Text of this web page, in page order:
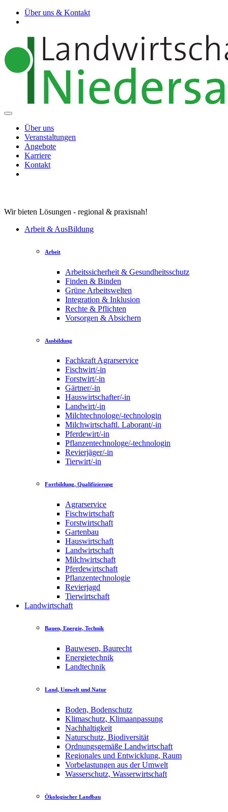
Über uns & Kontakt
Über uns
Veranstaltungen
Angebote
Karriere
Kontakt
Wir bieten Lösungen - regional & praxisnah!
Arbeit & AusBildung
Arbeit
Arbeitssicherheit & Gesundheitsschutz
Finden & Binden
Grüne Arbeitswelten
Integration & Inklusion
Rechte & Pflichten
Vorsorgen & Absichern
Ausbildung
Fachkraft Agrarservice
Fischwirt/-in
Forstwirt/-in
Gärtner/-in
Hauswirtschafter/-in
Landwirt/-in
Milchtechnologe/-technologin
Milchwirtschaftl. Laborant/-in
Pferdewirt/-in
Pflanzentechnologe/-technologin
Revierjäger/-in
Tierwirt/-in
Fortbildung, Qualifizierung
Agrarservice
Fischwirtschaft
Forstwirtschaft
Gartenbau
Hauswirtschaft
Landwirtschaft
Milchwirtschaft
Pferdewirtschaft
Pflanzentechnologie
Revierjagd
Tierwirtschaft
Landwirtschaft
Bauen, Energie, Technik
Bauwesen, Baurecht
Energietechnik
Landtechnik
Land, Umwelt und Natur
Boden, Bodenschutz
Klimaschutz, Klimaanpassung
Nachhaltigkeit
Naturschutz, Biodiversität
Ordnungsgemäße Landwirtschaft
Regionales und Entwicklung, Raum
Vorbelastungen aus der Umwelt
Wasserschutz, Wasserwirtschaft
Ökologischer Landbau